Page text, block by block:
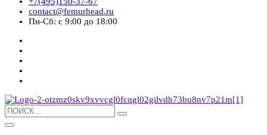
contact@femurhead.ru
Пн-Сб: с 9:00 до 18:00